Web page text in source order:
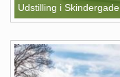
Udstilling i Skindergade